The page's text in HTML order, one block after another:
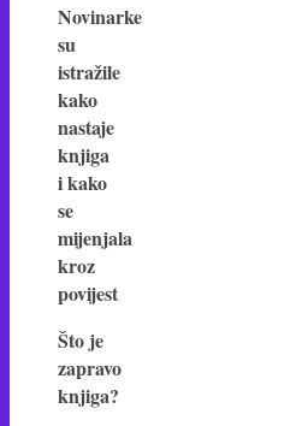
Novinarke
su
istražile
kako
nastaje
knjiga
i kako
se
mijenjala
kroz
povijest
Što je
zapravo
knjiga?